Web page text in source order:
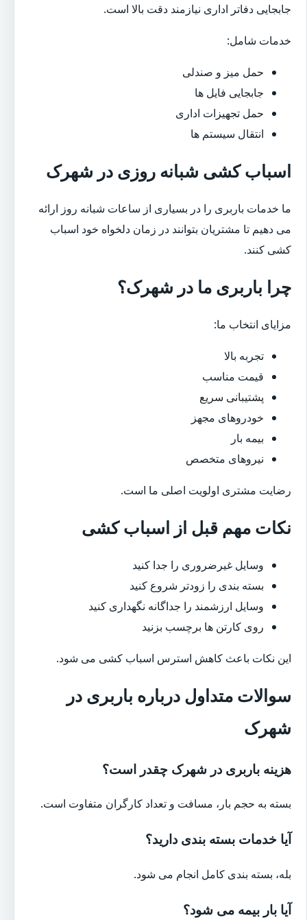
جابجایی دفاتر اداری نیازمند دقت بالا است.
خدمات شامل:
حمل میز و صندلی
جابجایی فایل ها
حمل تجهیزات اداری
انتقال سیستم ها
اسباب کشی شبانه روزی در شهرک
ما خدمات باربری را در بسیاری از ساعات شبانه روز ارائه
می دهیم تا مشتریان بتوانند در زمان دلخواه خود اسباب
کشی کنند.
چرا باربری ما در شهرک؟
مزایای انتخاب ما:
تجربه بالا
قیمت مناسب
پشتیبانی سریع
خودروهای مجهز
بیمه بار
نیروهای متخصص
رضایت مشتری اولویت اصلی ما است.
نکات مهم قبل از اسباب کشی
وسایل غیرضروری را جدا کنید
بسته بندی را زودتر شروع کنید
وسایل ارزشمند را جداگانه نگهداری کنید
روی کارتن ها برچسب بزنید
این نکات باعث کاهش استرس اسباب کشی می شود.
سوالات متداول درباره باربری در
شهرک
هزینه باربری در شهرک چقدر است؟
بسته به حجم بار، مسافت و تعداد کارگران متفاوت است.
آیا خدمات بسته بندی دارید؟
بله، بسته بندی کامل انجام می شود.
آیا بار بیمه می شود؟